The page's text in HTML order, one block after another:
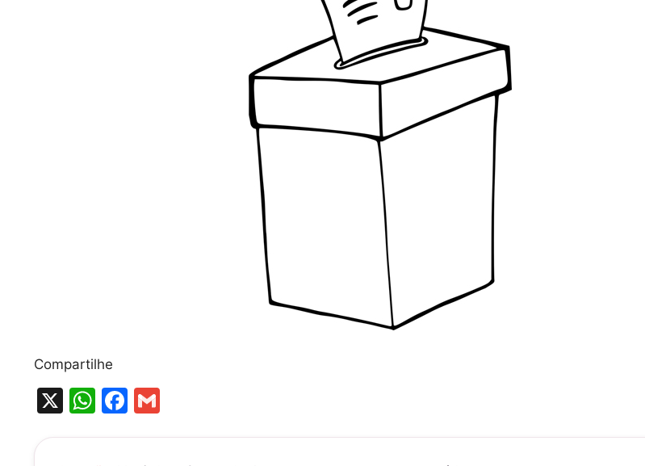
Compartilhe
X
W F